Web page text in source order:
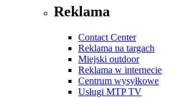
Reklama
Contact Center
Reklama na targach
Miejski outdoor
Reklama w internecie
Centrum wysyłkowe
Usługi MTP TV